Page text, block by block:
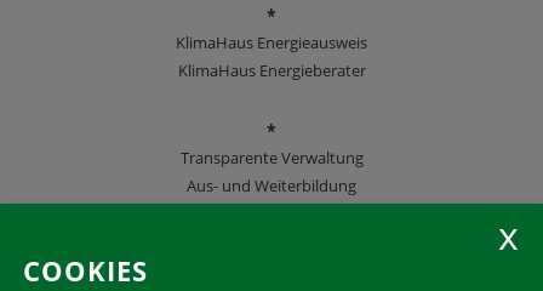
*
KlimaHaus Energieausweis
KlimaHaus Energieberater
*
Transparente Verwaltung
Aus- und Weiterbildung
COOKIES